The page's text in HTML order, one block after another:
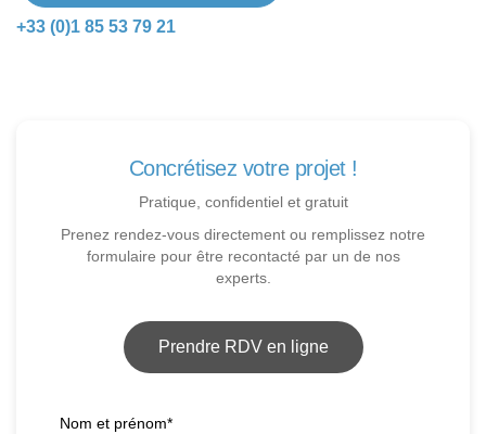
+33 (0)1 85 53 79 21
Concrétisez votre projet !
Pratique, confidentiel et gratuit
Prenez rendez-vous directement ou remplissez notre
formulaire pour être recontacté par un de nos
experts.
Prendre RDV en ligne
Nom et prénom*